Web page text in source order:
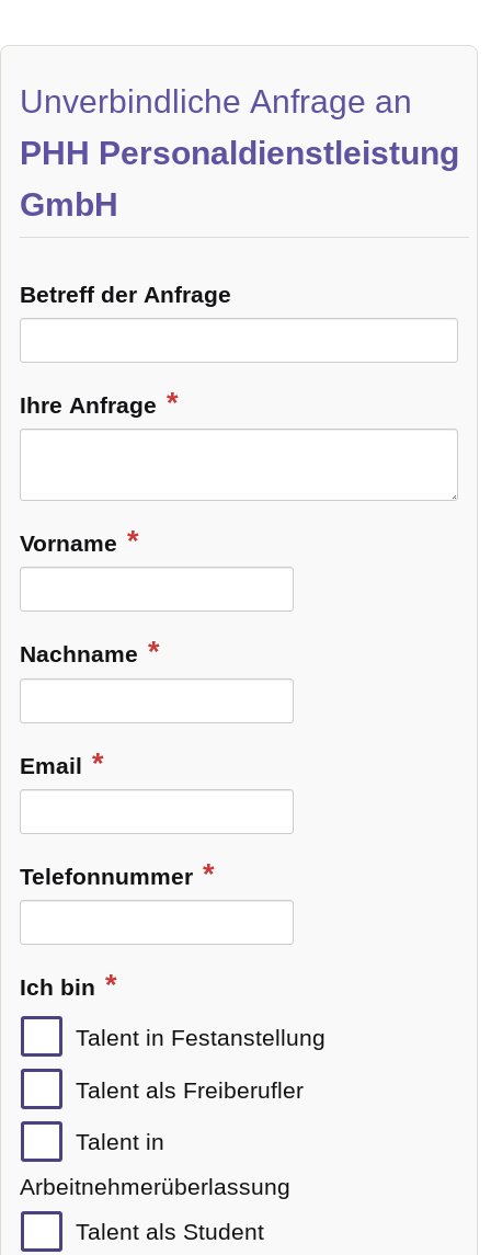
Unverbindliche Anfrage an
PHH Personaldienstleistung
GmbH
Betreff der Anfrage
Ihre Anfrage
Vorname
Nachname
Email
Telefonnummer
Ich bin
Talent in Festanstellung
Talent als Freiberufler
Talent in
Arbeitnehmerüberlassung
Talent als Student